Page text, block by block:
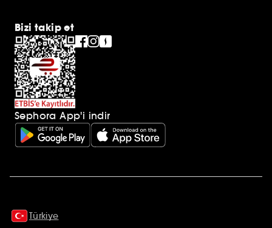
Bizi takip et
Sephora App'i indir
Türkiye